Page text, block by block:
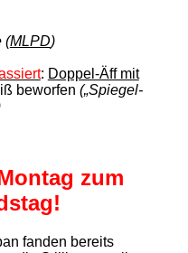
(MLPD)
: Doppel-Äff mit
beworfen(„Spiegel-
zum
fanden bereits